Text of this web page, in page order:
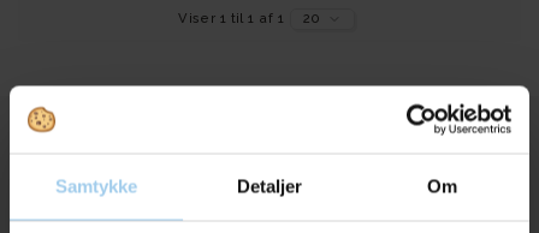
Samtykke Detaljer Om
Viser 1 til 1 af 1 20
Nyheder og katalog - én gang om måneden